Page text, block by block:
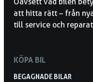
att hitta rätt – från
till service och
KÖPA BIL
BEGAGNADE BILAR